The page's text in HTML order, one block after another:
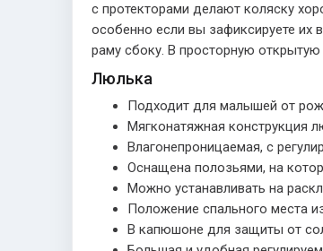
с протекторами делают коляску
особенно если вы зафиксируете их
раму сбоку. В просторную
Люлька
Подходит для малышей от
Мягконатяжная конструкция
Влагонепроницаемая, с
Оснащена полозьями, на
Можно устанавливать на
Положение спального места
В капюшоне для защиты от